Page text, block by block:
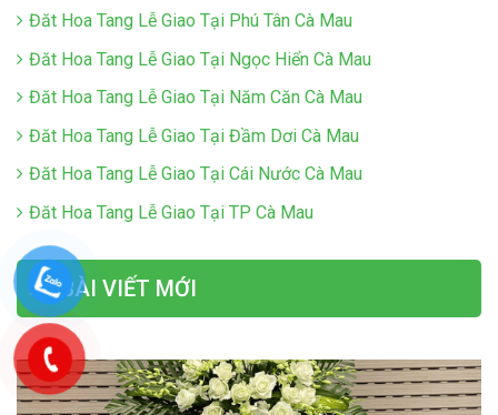
Đăt Hoa Tang Lễ Giao Tại Phú Tân Cà Mau
Đăt Hoa Tang Lễ Giao Tại Ngọc Hiển Cà Mau
Đăt Hoa Tang Lễ Giao Tại Năm Căn Cà Mau
Đăt Hoa Tang Lễ Giao Tại Đầm Dơi Cà Mau
Đăt Hoa Tang Lễ Giao Tại Cái Nước Cà Mau
Đăt Hoa Tang Lễ Giao Tại TP Cà Mau
BÀI VIẾT MỚI